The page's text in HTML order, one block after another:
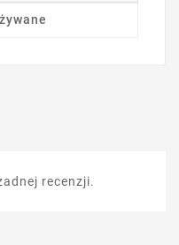
recenzji.